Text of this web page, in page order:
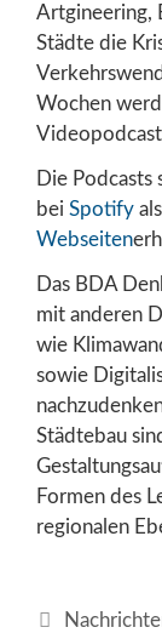
Artgineering,
Städte die
Wochen
Die Podcasts
bei Spotify
Webseiten
Das BDA
mit anderen
wie
sowie
Städtebau
Formen des
regionalen
Kategorien